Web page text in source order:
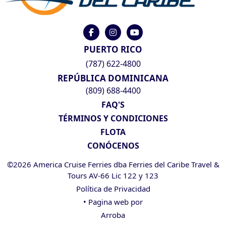
PUERTO RICO
(787) 622-4800
REPÚBLICA DOMINICANA
(809) 688-4400
FAQ'S
TÉRMINOS Y CONDICIONES
FLOTA
CONÓCENOS
©2026 America Cruise Ferries dba Ferries del Caribe Travel &
Tours AV-66 Lic 122 y 123
Política de Privacidad
• Pagina web por
Arroba